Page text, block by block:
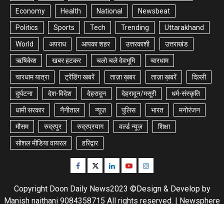
Economy Health National Newsbeat
Politics Sports Tech Trending Uttarakhand
World अपराध आपका शहर उत्तरकाशी उत्तराखंड
ऋषिकेश खबर हटकर चलो चले देवभूमि चारधाम
चारधाम यात्रा ट्रेंडिंग खबरें ताज़ा ख़बर ताज़ा ख़बरें दिल्ली
दुर्घटना देश-विदेश देहरादून देहरादून/मसूरी धर्म-संस्कृति
धामी सरकार नैनीताल न्यूज़ पुलिस भारत मनोरंजन
मौसम रुद्रपुर रुद्रप्रयाग वर्ल्ड न्यूज़ शिक्षा
सोशल मीडिया वायरल हरिद्वार
Facebook
TwitterLinkedinYoutubeInstagram
Copyright Doon Daily News2023 ©Design & Develop by
Manish naithani 9084358715 All rights reserved. | Newsphere